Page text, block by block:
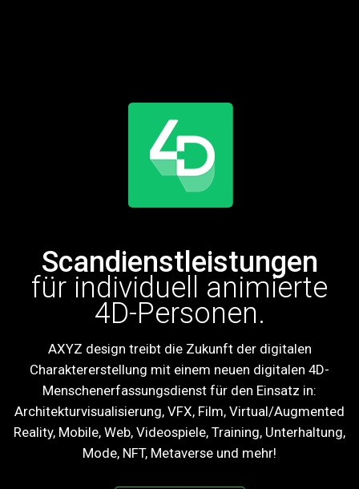
Scandienstleistungen
für individuell animierte
4D-Personen.
AXYZ design treibt die Zukunft der digitalen
Charaktererstellung mit einem neuen digitalen 4D-
Menschenerfassungsdienst für den Einsatz in:
Architekturvisualisierung, VFX, Film, Virtual/Augmented
Reality, Mobile, Web, Videospiele, Training, Unterhaltung,
Mode, NFT, Metaverse und mehr!